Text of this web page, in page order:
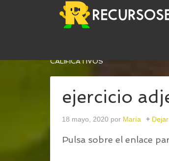
CALIFICATIVOS
ejercicio
18 mayo, 2020 por María
Pulsa sobre el enlace